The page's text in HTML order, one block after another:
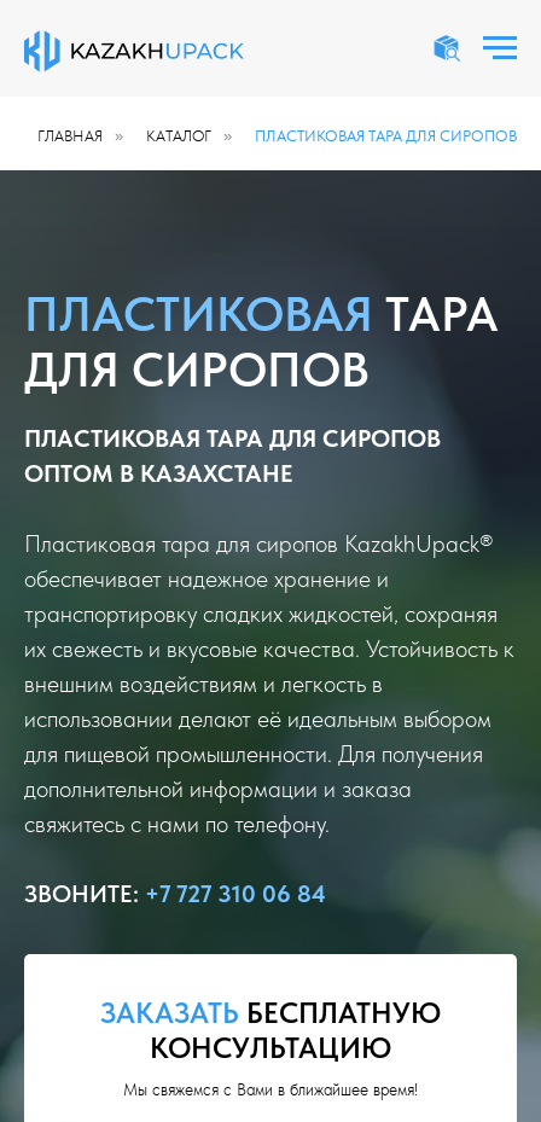
ГЛАВНАЯ » КАТАЛОГ » ПЛАСТИКОВАЯ ТАРА ДЛЯ СИРОПОВ
ПЛАСТИКОВАЯ ТАРА
ДЛЯ СИРОПОВ
ПЛАСТИКОВАЯ ТАРА ДЛЯ СИРОПОВ
ОПТОМ В КАЗАХСТАНЕ
Пластиковая тара для сиропов KazakhUpack®
обеспечивает надежное хранение и
транспортировку сладких жидкостей, сохраняя
их свежесть и вкусовые качества. Устойчивость к
внешним воздействиям и легкость в
использовании делают её идеальным выбором
для пищевой промышленности. Для получения
дополнительной информации и заказа
свяжитесь с нами по телефону.
ЗВОНИТЕ: +7 727 310 06 84
ЗАКАЗАТЬ БЕСПЛАТНУЮ
КОНСУЛЬТАЦИЮ
Мы свяжемся с Вами в ближайшее время!